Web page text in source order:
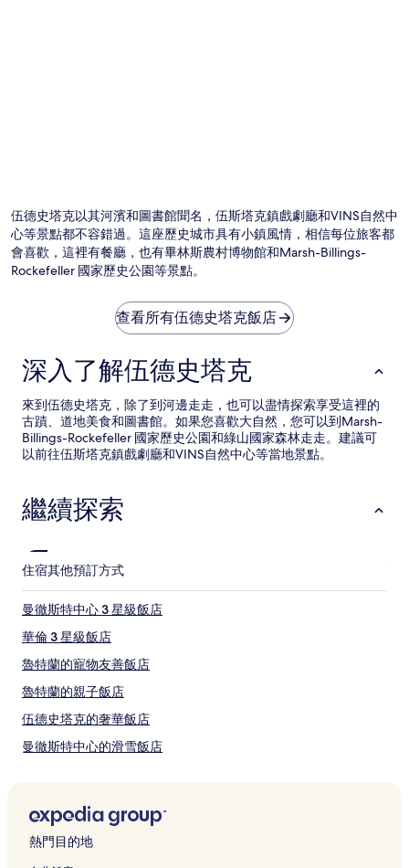
伍德史塔克以其河濱和圖書館聞名，伍斯塔克鎮戲劇廳和VINS自然中
心等景點都不容錯過。這座歷史城市具有小鎮風情，相信每位旅客都
會喜歡，這裡有餐廳，也有畢林斯農村博物館和Marsh-Billings-
Rockefeller 國家歷史公園等景點。
查看所有伍德史塔克飯店
深入了解伍德史塔克
來到伍德史塔克，除了到河邊走走，也可以盡情探索享受這裡的
古蹟、道地美食和圖書館。如果您喜歡大自然，您可以到Marsh-
Billings-Rockefeller 國家歷史公園和綠山國家森林走走。建議可
以前往伍斯塔克鎮戲劇廳和VINS自然中心等當地景點。
繼續探索
住宿其他預訂方式
曼徹斯特中心 3 星級飯店
華倫 3 星級飯店
魯特蘭的寵物友善飯店
魯特蘭的親子飯店
伍德史塔克的奢華飯店
曼徹斯特中心的滑雪飯店
西多佛的寵物友善飯店
熱門目的地